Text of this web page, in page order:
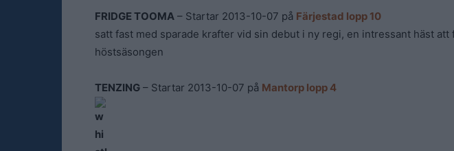
FRIDGE TOOMA – Startar 2013-10-07 på Färjestad lopp 10
satt fast med sparade krafter vid sin debut i ny regi, en intressant häst att
höstsäsongen
TENZING – Startar 2013-10-07 på Mantorp lopp 4